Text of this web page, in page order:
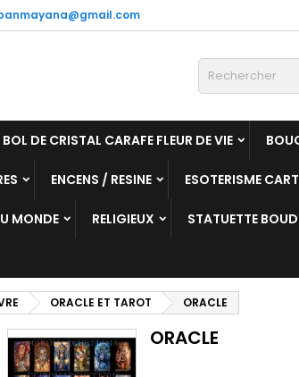
BOL DE CRISTAL CARAFE FLEUR DE VIE
ENCENS / RESINE ESOTERISME
MONDE RELIGIEUX STATUETTE
ORACLE ET TAROT ORACLE
ORACLE